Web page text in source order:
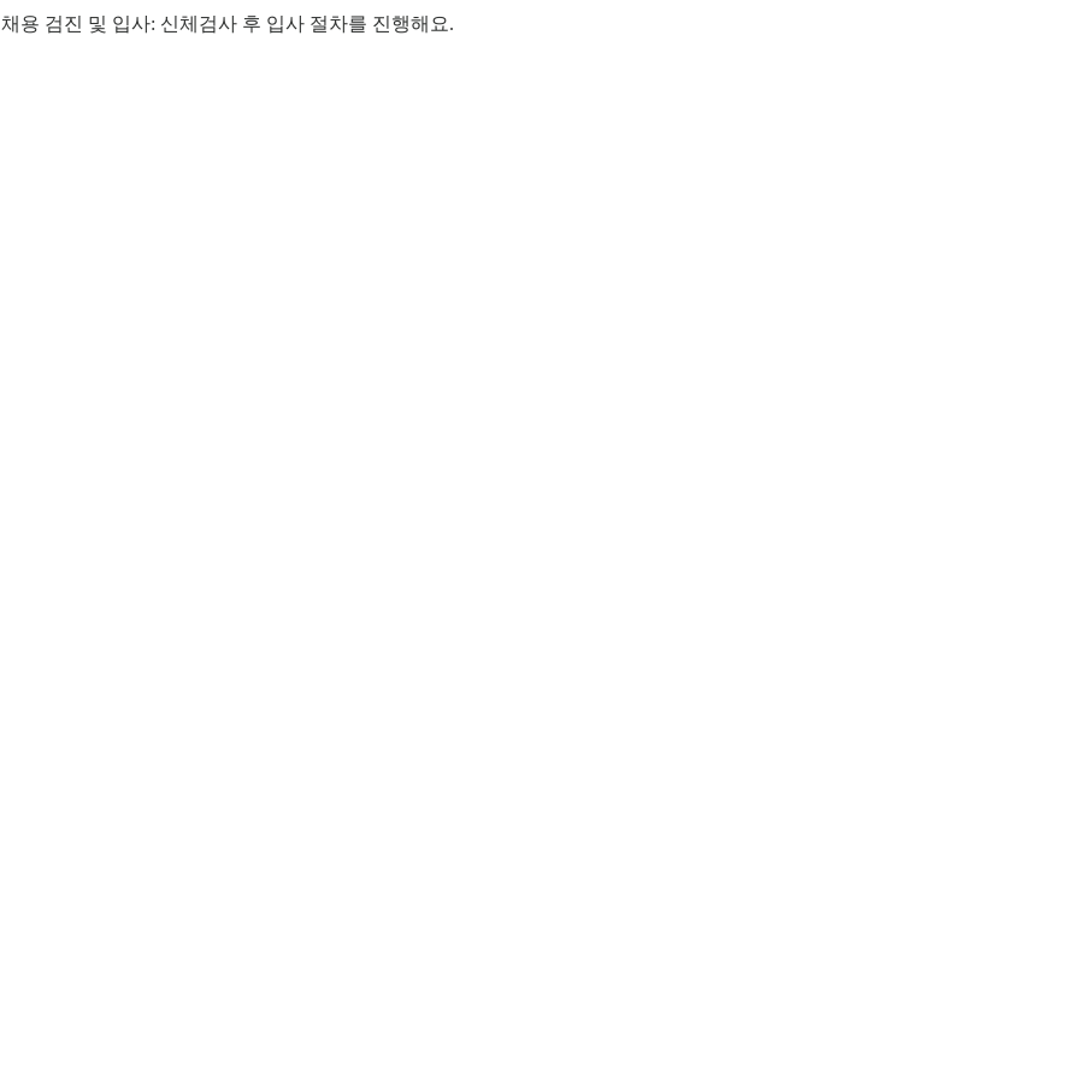
용 검진 및 입사: 신체검사 후 입사 절차를 진행해요.